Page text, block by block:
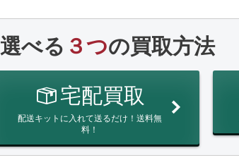
選べる ３つの買取方法
宅配買取
配送キットに入れて送るだけ！送料無
料！